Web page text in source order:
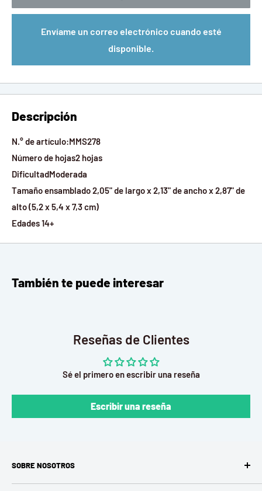
Envíame un correo electrónico cuando esté
disponible.
Descripción
N.° de artículo:MMS278
Número de hojas2 hojas
DificultadModerada
Tamaño ensamblado 2,05" de largo x 2,13" de ancho x 2,87" de
alto (5,2 x 5,4 x 7,3 cm)
Edades 14+
También te puede interesar
Reseñas de Clientes
Sé el primero en escribir una reseña
Escribir una reseña
SOBRE NOSOTROS